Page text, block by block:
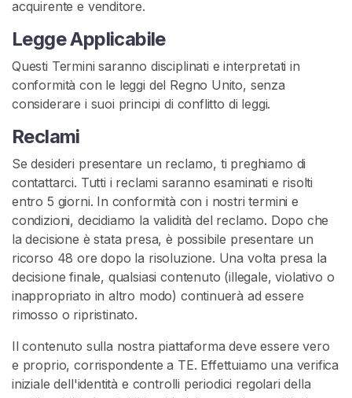
acquirente e venditore.
Legge Applicabile
Questi Termini saranno disciplinati e interpretati in
conformità con le leggi del Regno Unito, senza
considerare i suoi principi di conflitto di leggi.
Reclami
Se desideri presentare un reclamo, ti preghiamo di
contattarci. Tutti i reclami saranno esaminati e risolti
entro 5 giorni. In conformità con i nostri termini e
condizioni, decidiamo la validità del reclamo. Dopo che
la decisione è stata presa, è possibile presentare un
ricorso 48 ore dopo la risoluzione. Una volta presa la
decisione finale, qualsiasi contenuto (illegale, violativo o
inappropriato in altro modo) continuerà ad essere
rimosso o ripristinato.
Il contenuto sulla nostra piattaforma deve essere vero
e proprio, corrispondente a TE. Effettuiamo una verifica
iniziale dell'identità e controlli periodici regolari della